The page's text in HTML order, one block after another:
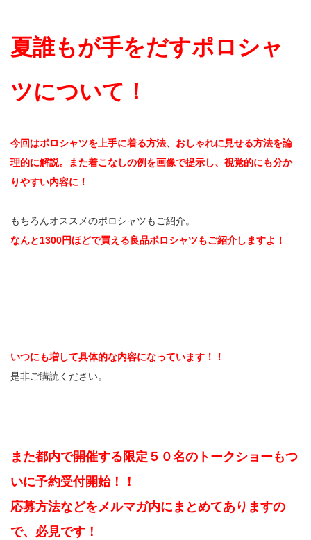
夏誰もが手をだすポロシャ
ツについて！
今回はポロシャツを上手に着る方法、おしゃれに見せる方法を論
理的に解説。また着こなしの例を画像で提示し、視覚的にも分か
りやすい内容に！
もちろんオススメのポロシャツもご紹介。
なんと1300円ほどで買える良品ポロシャツもご紹介しますよ！
いつにも増して具体的な内容になっています！！
是非ご購読ください。
また都内で開催する限定５０名のトークショーもつ
いに予約受付開始！！
応募方法などをメルマガ内にまとめてありますの
で、必見です！